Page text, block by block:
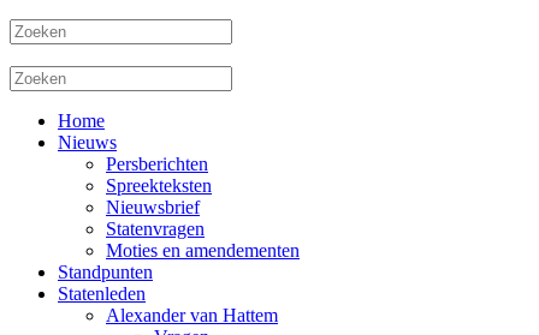
Home
Nieuws
Persberichten
Spreekteksten
Nieuwsbrief
Statenvragen
Moties en amendementen
Standpunten
Statenleden
Alexander van Hattem